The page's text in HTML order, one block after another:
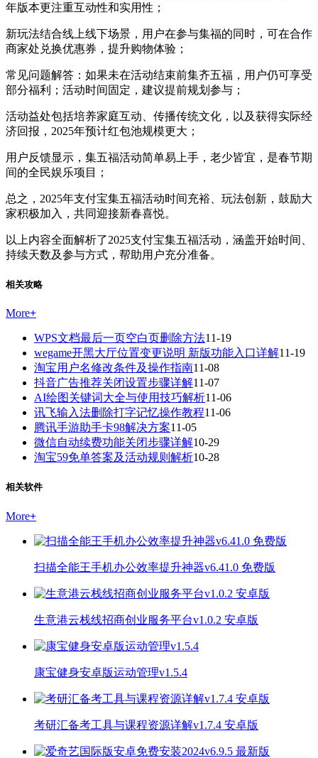
年版本更注重互动性和实用性；
新玩法结合线上线下场景，用户在参与集福的同时，可在合作
商家处兑换优惠券，提升购物体验；
常见问题解答：如果未在活动结束前集齐五福，用户仍可享受
部分福利；活动时间固定，建议提前规划参与；
活动益处包括培养家庭互动、传播传统文化，以及获得实际经
济回报，2025年预计红包池规模更大；
用户反馈显示，集五福活动简单易上手，老少皆宜，是春节期
间的全民娱乐项目；
总之，2025年支付宝集五福活动时间充裕、玩法创新，鼓励大
家积极加入，共同迎接新春喜悦。
以上内容全面解析了2025支付宝集五福活动，涵盖开始时间、
持续天数及参与方式，帮助用户充分准备。
相关攻略
More+
WPS文档最后一页空白页删除方法11-19
wegame开黑大厅位置变更说明 新版功能入口详解11-19
淘宝用户名修改条件及操作指南11-08
抖音广告推荐关闭设置步骤详解11-07
AI绘图关键词大全与使用技巧解析11-06
讯飞输入法删除打字记忆操作教程11-06
腾讯手游助手卡98解决方案11-05
微信自动续费功能关闭步骤详解10-29
淘宝59免单答案及活动规则解析10-28
相关软件
More+
扫描全能王手机办公效率提升神器v6.41.0 免费版
生意港云栈线招商创业服务平台v1.0.2 安卓版
康宝健身安卓版运动管理v1.5.4
考研汇备考工具与课程资源详解v1.7.4 安卓版